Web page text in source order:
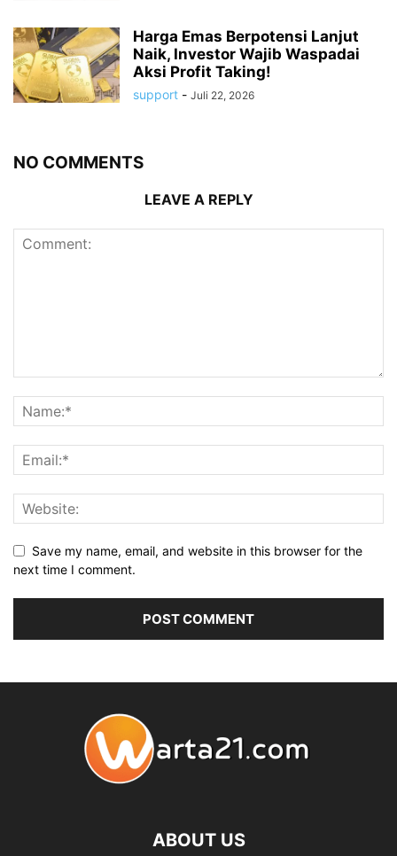
Harga Emas Berpotensi Lanjut
Naik, Investor Wajib Waspadai
Aksi Profit Taking!
support - Juli 22, 2026
NO COMMENTS
LEAVE A REPLY
Save my name, email, and website in this browser for the
next time I comment.
ABOUT US